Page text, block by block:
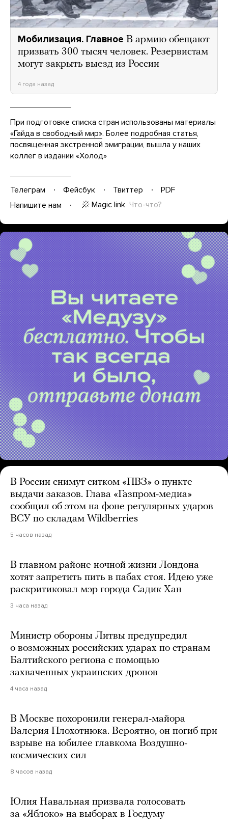
Мобилизация. Главное В армию обещают
призвать 300 тысяч человек. Резервистам
могут закрыть выезд из России
4 года назад
При подготовке списка стран использованы материалы
«Гайда в свободный мир». Более подробная статья,
посвященная экстренной эмиграции, вышла у наших
коллег в издании «Холод»
Телеграм Фейсбук Твиттер
PDF
Напишите нам
Magic link Что-что?
В России снимут ситком «ПВЗ» о пункте
выдачи заказов. Глава «Газпром-медиа»
сообщил об этом на фоне регулярных ударов
ВСУ по складам Wildberries
5 часов назад
В главном районе ночной жизни Лондона
хотят запретить пить в пабах стоя. Идею уже
раскритиковал мэр города Садик Хан
3 часа назад
Министр обороны Литвы предупредил
о возможных российских ударах по странам
Балтийского региона с помощью
захваченных украинских дронов
4 часа назад
В Москве похоронили генерал-майора
Валерия Плохотнюка. Вероятно, он погиб при
взрыве на юбилее главкома Воздушно-
космических сил
8 часов назад
Юлия Навальная призвала голосовать
за «Яблоко» на выборах в Госдуму